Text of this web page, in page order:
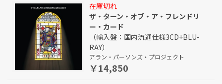
在庫切れ
ザ・ターン・オブ・ア・フレンドリ
ー・カード
（輸入盤：国内流通仕様3CD+BLU-
RAY）
アラン・パーソンズ・プロジェクト
￥14,850